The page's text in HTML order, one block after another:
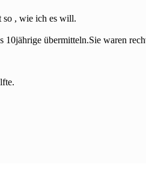
so , wie ich es will.
übermitteln.Sie waren